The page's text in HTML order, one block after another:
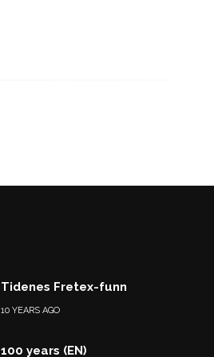
Tidenes Fretex-funn
10 YEARS AGO
100 years (EN)